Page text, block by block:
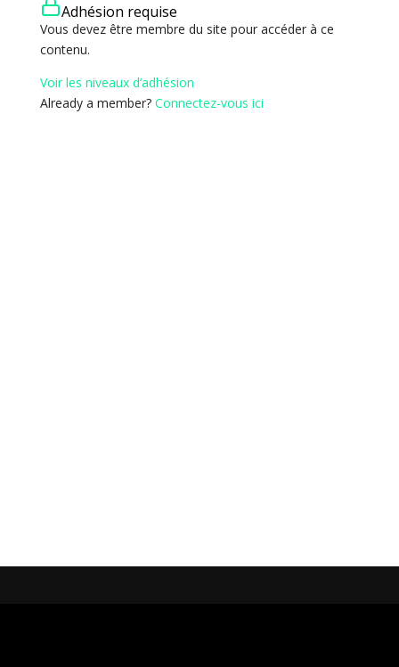
Adhésion requise
Vous devez être membre du site pour accéder à ce
contenu.
Voir les niveaux d’adhésion
Already a member? Connectez-vous ici